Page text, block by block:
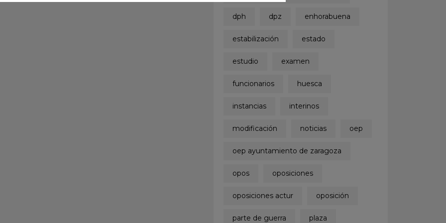
dph dpz enhorabuena
estabilización estado
estudio examen
funcionarios huesca
instancias interinos
modificación noticias oep
oep ayuntamiento de zaragoza
opos oposiciones
oposiciones actur oposición
parte de guerra plaza